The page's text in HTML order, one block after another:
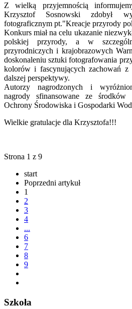
Z wielką przyjemnością
Krzysztof Sosnowski zdobył
fotograficznym pt."Kreacje przyrody
Konkurs miał na celu ukazanie
polskiej przyrody, a w
przyrodniczych i krajobrazowych
doskonaleniu sztuki fotografowania
kolorów i fascynujących zachowań
dalszej perspektywy.
Autorzy nagrodzonych i
nagrody sfinansowane ze środków
Ochrony Środowiska i Gospodarki
Wielkie gratulacje dla Krzysztofa!!!
Strona 1 z 9
start
Poprzedni artykuł
1
2
3
4
...
6
7
8
9
Szkoła